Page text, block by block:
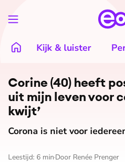
Kijk & luister
Corine (40) heeft
uit mijn leven voor
kwijt’
Corona is niet voor
Leestijd: 6 min Door Renée Prenger